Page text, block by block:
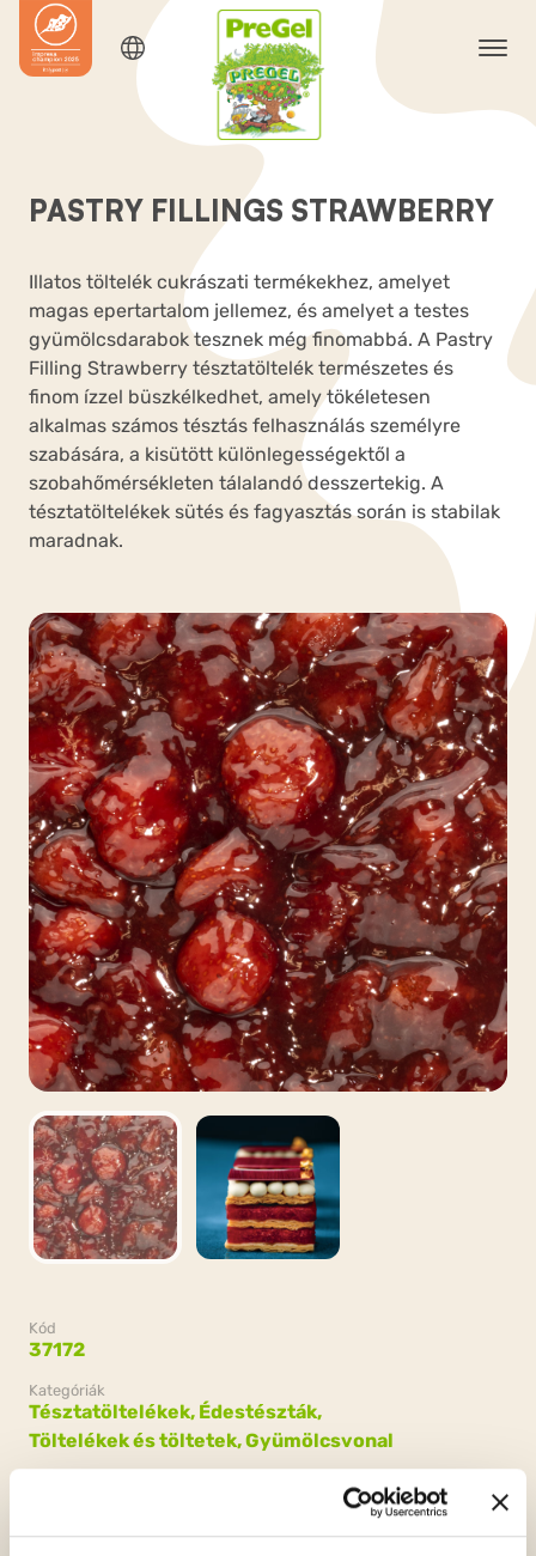
PASTRY FILLINGS STRAWBERRY
Illatos töltelék cukrászati termékekhez, amelyet
magas epertartalom jellemez, és amelyet a testes
gyümölcsdarabok tesznek még finomabbá. A Pastry
Filling Strawberry tésztatöltelék természetes és
finom ízzel büszkélkedhet, amely tökéletesen
alkalmas számos tésztás felhasználás személyre
szabására, a kisütött különlegességektől a
szobahőmérsékleten tálalandó desszertekig. A
tésztatöltelékek sütés és fagyasztás során is stabilak
maradnak.
Kód
37172
Kategóriák
Tésztatöltelékek, Édestészták,
Töltelékek és töltetek,Gyümölcsvonal